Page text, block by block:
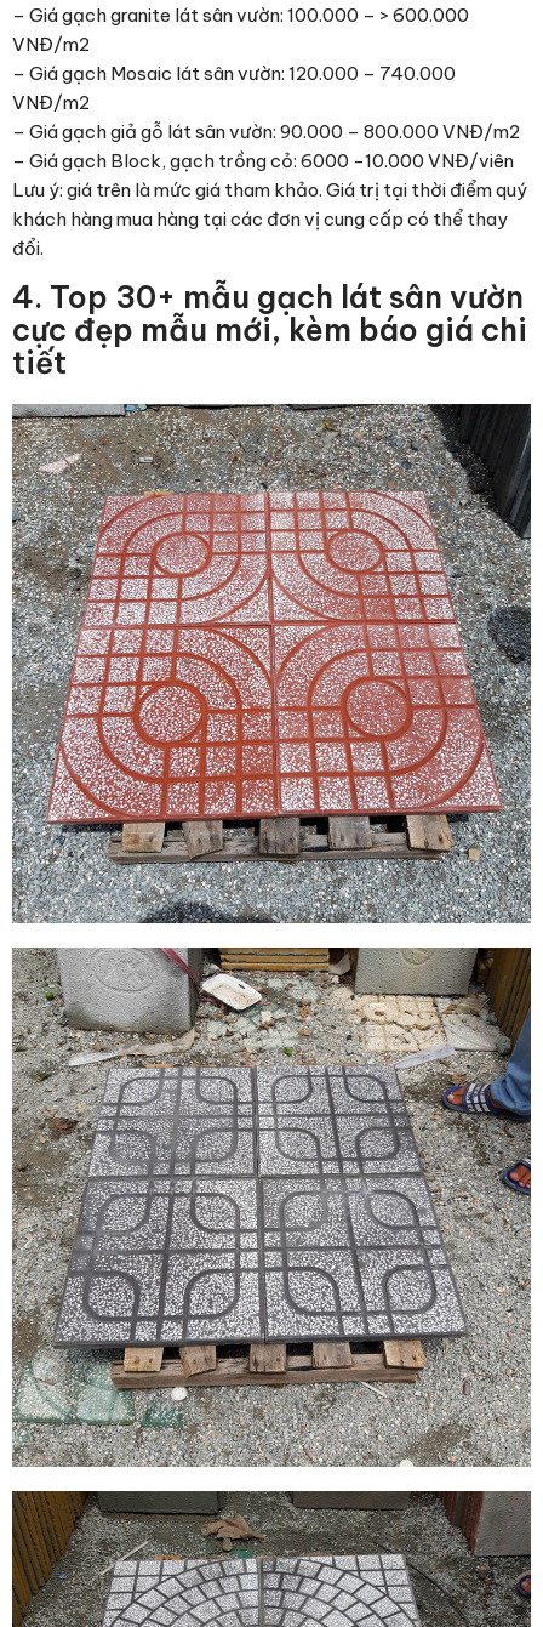
– Giá gạch granite lát sân vườn: 100.000 – > 600.000
VNĐ/m2
– Giá gạch Mosaic lát sân vườn: 120.000 – 740.000
VNĐ/m2
– Giá gạch giả gỗ lát sân vườn: 90.000 – 800.000 VNĐ/m2
– Giá gạch Block, gạch trồng cỏ: 6000 -10.000 VNĐ/viên
Lưu ý: giá trên là mức giá tham khảo. Giá trị tại thời điểm quý
khách hàng mua hàng tại các đơn vị cung cấp có thể thay
đổi.
4. Top 30+ mẫu gạch lát sân vườn
cực đẹp mẫu mới, kèm báo giá chi
tiết